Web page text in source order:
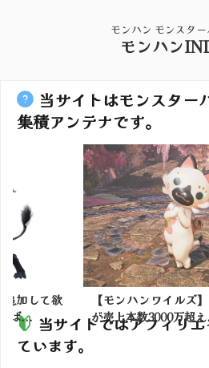
モンハン モンスタ
モンハン
当サイトはモンスター
集積アンテナです。
加して欲
ば...
【モンハンワイルズ
が売上本数3000万超
当サイトではアフィリ
ています。